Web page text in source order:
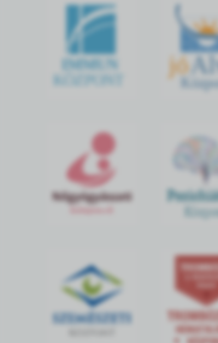
IMMUN
KÖZPONT
jó